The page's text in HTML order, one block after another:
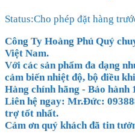
Status:Cho phép đặt hàng
Công Ty Hoàng Phú Quý
Việt Nam.
Với các sản phẩm đa dạng
cảm biến nhiệt độ, bộ điều
Hàng chính hãng - Bảo hành
Liên hệ ngay: Mr.Đức:
trợ tốt nhất.
Cảm ơn quý khách đã tin